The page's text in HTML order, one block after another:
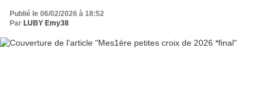
Publié le 06/02/2026 à 18:52
Par LUBY Emy38